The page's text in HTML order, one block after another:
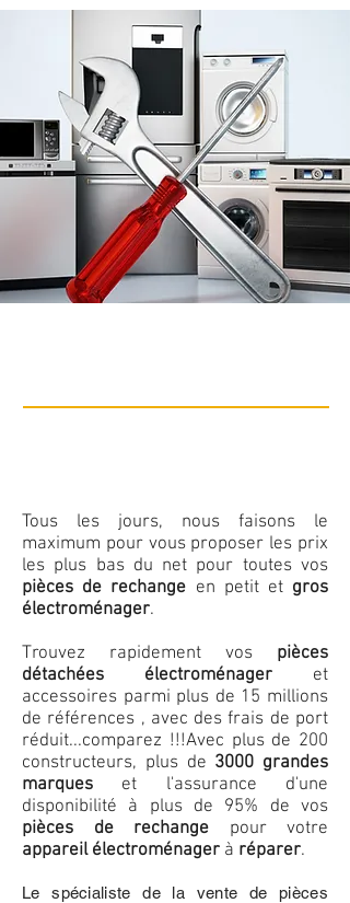
Tous les jours, nous faisons le
maximum pour vous proposer les prix
les plus bas du net pour toutes vos
pièces de rechange en petit et gros
électroménager.
Trouvez rapidement vos pièces
détachées électroménager et
accessoires parmi plus de 15 millions
de références , avec des frais de port
réduit...comparez !!!Avec plus de 200
constructeurs, plus de 3000 grandes
marques et l'assurance d'une
disponibilité à plus de 95% de vos
pièces de rechange pour votre
appareil électroménager à réparer.
Le spécialiste de la vente de pièces